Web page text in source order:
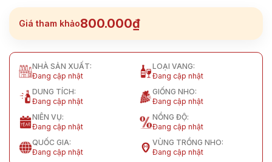
Giá tham khảo800.000₫
NHÀ SẢN XUẤT:
Đang cập nhật
LOẠI VANG:
Đang cập nhật
DUNG TÍCH:
Đang cập nhật
GIỐNG NHO:
Đang cập nhật
NIÊN VỤ:
Đang cập nhật
NỒNG ĐỘ:
Đang cập nhật
QUỐC GIA:
Đang cập nhật
VÙNG TRỒNG NHO:
Đang cập nhật